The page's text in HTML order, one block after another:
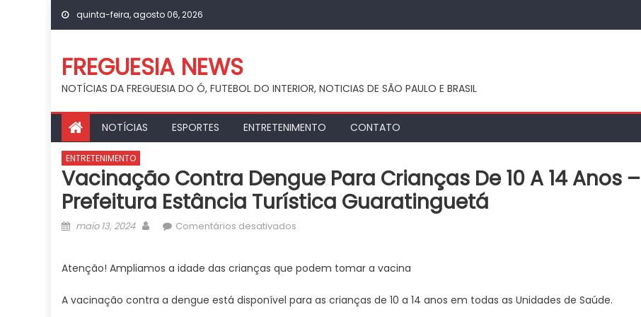
Skip
quinta-feira, agosto 06, 2026
FREGUESIA NEWS
NOTÍCIAS DA FREGUESIA DO Ó, FUTEBOL DO INTERIOR, NOTICIAS DE SÃO PAULO E BRASIL
NOTÍCIAS ESPORTES ENTRETENIMENTO CONTATO
ENTRETENIMENTO
Vacinação Contra Dengue Para Crianças De 10 A 14 Anos –
Prefeitura Estância Turística Guaratinguetá
Posted
maio 13, 2024 AuthorComentários desativados
dengue
crianças
Atenção! Ampliamos a idade das crianças que podem tomar a vacina
A vacinação contra a dengue está disponível para as crianças de 10 a 14 anos em todas as Unidades de Saúde.